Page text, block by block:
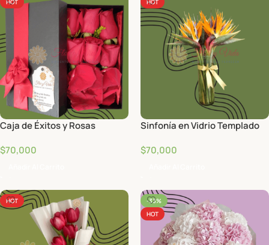
HOT
Caja de Éxitos y Rosas
$70,000
HOT
Sinfonía en Vidrio Templado
$70,000
HOT
-33%
HOT